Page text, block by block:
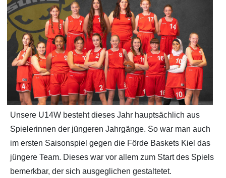
Unsere U14W besteht dieses Jahr hauptsächlich aus
Spielerinnen der jüngeren Jahrgänge. So war man auch
im ersten Saisonspiel gegen die Förde Baskets Kiel das
jüngere Team. Dieses war vor allem zum Start des Spiels
bemerkbar, der sich ausgeglichen gestaltetet.